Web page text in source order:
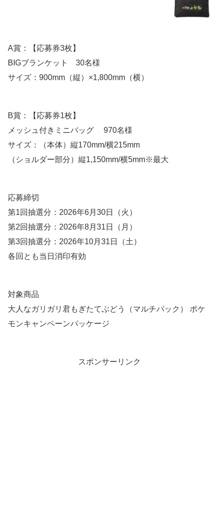
A賞：【応募券3枚】
BIGブランケット 30名様
サイズ：900mm（縦）×1,800mm（横）
B賞：【応募券1枚】
メッシュ付きミニバッグ 970名様
サイズ：（本体）縦170mm/横215mm
（ショルダー部分）縦1,150mm/横5mm※最大
応募締切
第1回抽選分：2026年6月30日（火）
第2回抽選分：2026年8月31日（月）
第3回抽選分：2026年10月31日（土）
各回とも当日消印有効
対象商品
大人なガリガリ君もぎたてぶどう（マルチパック） ポケ
モンキャンペーンパッケージ
スポンサーリンク